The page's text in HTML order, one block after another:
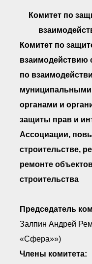
Комитет по
Комитет по
взаимодействию
по
муниципальными
органами и
защиты прав и
Ассоциации,
строительстве,
ремонте
строительства
Председатель
Залпин Андрей
«Сфера»»)
Члены комитета: